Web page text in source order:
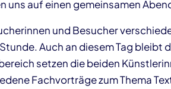
uns auf einen gemeinsamen
und Besucher
Auch an diesem Tag bleibt
setzen die beiden
Fachvorträge zum Thema